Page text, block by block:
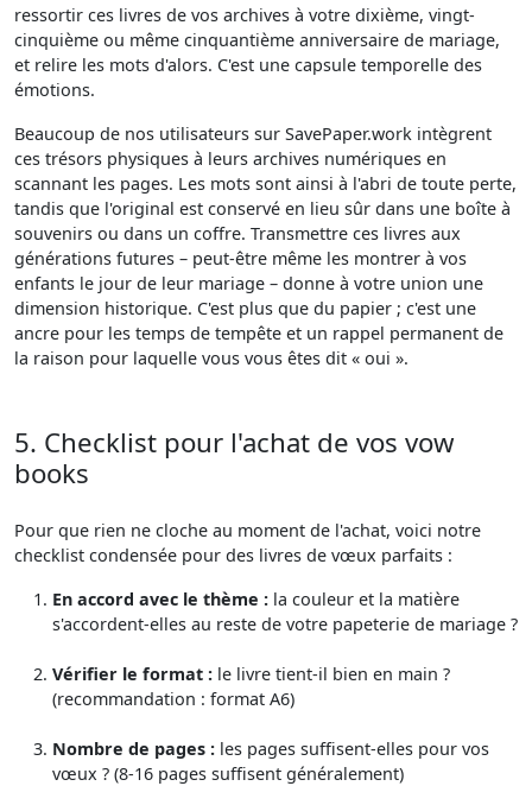
ressortir ces livres de vos archives à votre dixième, vingt-
cinquième ou même cinquantième anniversaire de mariage,
et relire les mots d'alors. C'est une capsule temporelle des
émotions.
Beaucoup de nos utilisateurs sur SavePaper.work intègrent
ces trésors physiques à leurs archives numériques en
scannant les pages. Les mots sont ainsi à l'abri de toute perte,
tandis que l'original est conservé en lieu sûr dans une boîte à
souvenirs ou dans un coffre. Transmettre ces livres aux
générations futures – peut-être même les montrer à vos
enfants le jour de leur mariage – donne à votre union une
dimension historique. C'est plus que du papier ; c'est une
ancre pour les temps de tempête et un rappel permanent de
la raison pour laquelle vous vous êtes dit « oui ».
5. Checklist pour l'achat de vos vow
books
Pour que rien ne cloche au moment de l'achat, voici notre
checklist condensée pour des livres de vœux parfaits :
En accord avec le thème : la couleur et la matière
s'accordent-elles au reste de votre papeterie de mariage ?
Vérifier le format : le livre tient-il bien en main ?
(recommandation : format A6)
Nombre de pages : les pages suffisent-elles pour vos
vœux ? (8-16 pages suffisent généralement)